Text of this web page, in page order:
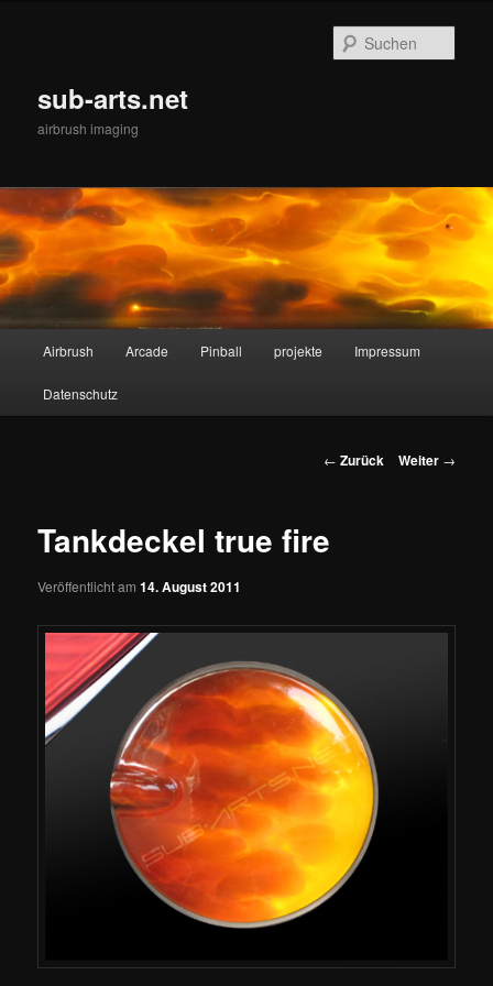
sub-arts.net
airbrush imaging
Airbrush Arcade Pinball projekte Impressum
Datenschutz
Beitrags-
← Zurück Weiter →
Tankdeckel true fire
Veröffentlicht am14. August 2011